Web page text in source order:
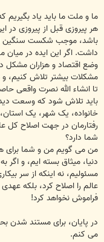
ما و ملت ما باید یاد
هر پیروزی قبل از پیروزی در
باشد، موجب شکست سنگین
داشت. اگر این ایده در میان
وضع اقتصاد و هزاران مشکل
مشکلات بیشتر تلاش کنیم، و
تا انشاء الله نصرت واقعی
باید تلاش شود که وسعت
خانواده، یک شهر، یک
رفتارمان در جهت اصلاح کل
شما دارد؟
من می گویم من و شما برای
دنیا، میثاق بسته ایم، و اگر
مسئولیم، نه اینکه از سر
عالم را اصلاح کرد، بلکه
فراموش نخواهد کرد!
در پایان، برای مستند شدن
می کنم.